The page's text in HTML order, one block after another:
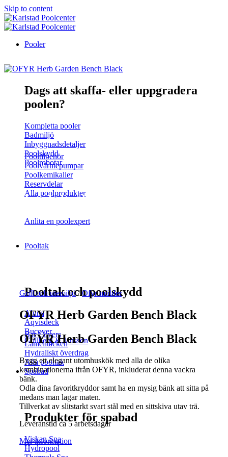
Skip to content
Pooler
Dags att skaffa- eller uppgradera
poolen?
Kompletta pooler
Badmiljö
Inbyggnadsdetaljer
Poolskydd
Poolrobotar
Pooltilbehör
Poolvärmepumpar
Poolkemikalier
Reservdelar
Alla poolprodukter
Inte helt säker?
Anlita en poolexpert
Pooltak
Pooltak och poolskydd
Aluna
Aqvisdeck
Bucover
Gullberg & Jansson
Bar Covers
Lamelltäcken
Hydraliskt överdrag
Alla pooltak
Spabad
Produkter för spabad
Viskan Spa
Hydropool
Grill och utemiljö / Ofyr möbler
OFYR Herb Garden Bench Black
OFYR Herb Garden Bench Black
Bygg ett elegant utomhuskök med alla de olika
kombinationerna ifrån OFYR, inkluderat denna vackra
bänk.
Odla dina favoritkryddor samt ha en mysig bänk att sitta på
medans man lagar maten.
Tillverkat av slitstarkt svart stål med en sittskiva utav trä.
Leveranstid ca 5 arbetsdagar
Mer information